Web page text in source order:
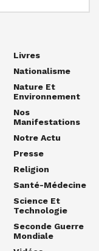
Livres
Nationalisme
Nature Et
Environnement
Nos
Manifestations
Notre Actu
Presse
Religion
Santé-Médecine
Science Et
Technologie
Seconde Guerre
Mondiale